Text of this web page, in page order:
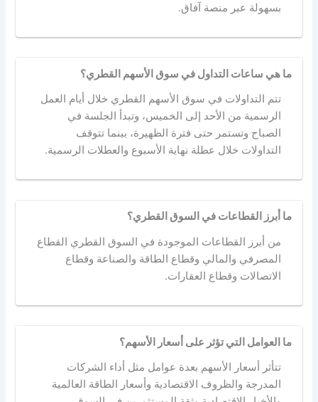
بسهولة عبر منصة آفاق.
ما هي ساعات التداول في سوق الأسهم القطري؟
تتم التداولات في سوق الأسهم القطري خلال أيام العمل
الرسمية من الأحد إلى الخميس، وتبدأ الجلسة في
الصباح وتستمر حتى فترة الظهيرة، بينما تتوقف
التداولات خلال عطلة نهاية الأسبوع والعطلات الرسمية.
ما أبرز القطاعات في السوق القطري؟
من أبرز القطاعات الموجودة في السوق القطري القطاع
المصرفي والمالي وقطاع الطاقة والصناعة وقطاع
الاتصالات وقطاع العقارات.
ما العوامل التي تؤثر على أسعار الأسهم؟
تتأثر أسعار الأسهم بعدة عوامل مثل أداء الشركات
المدرجة والظروف الاقتصادية وأسعار الطاقة العالمية